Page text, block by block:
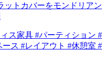
ットカバーをモンドリアン
ス家具 #パーティション #
ス #レイアウト #休憩室 #